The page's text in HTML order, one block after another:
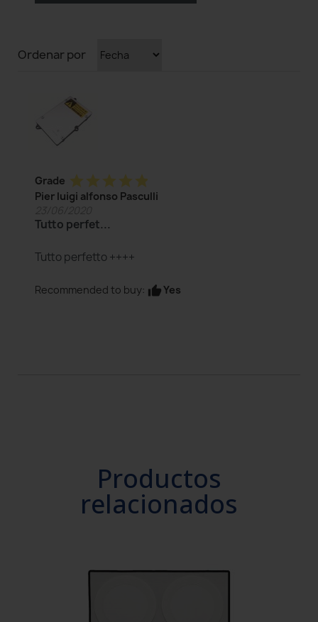
Ordenar por
Grade star star star star star
Pier luigi alfonso Pasculli
Tutto perfet...
Tutto perfetto ++++
Recommended to buy: thumb_upYes
Productos
relacionados